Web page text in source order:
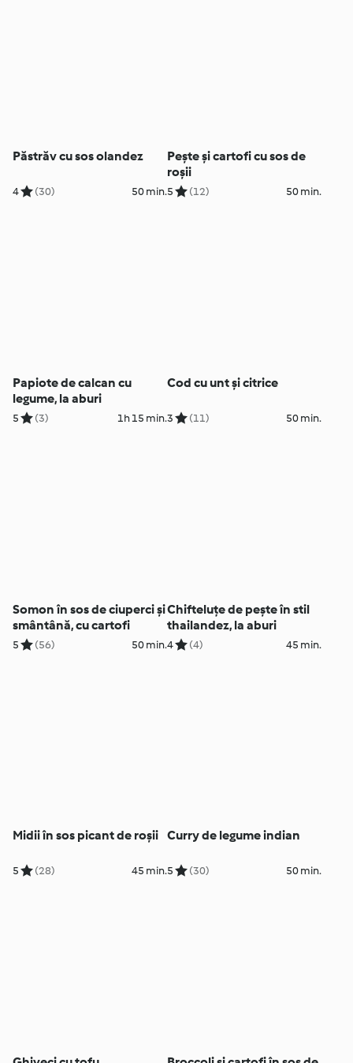
Păstrăv cu sos olandez
4 (30) 50 min.
Pește și cartofi cu sos de
roșii
5 (12) 50 min.
Papiote de calcan cu
legume, la aburi
5 (3) 1h 15 min.
Cod cu unt și citrice
3 (11) 50 min.
Somon în sos de ciuperci și
smântână, cu cartofi
5 (56) 50 min.
Chifteluțe de pește în stil
thailandez, la aburi
4 (4) 45 min.
Midii în sos picant de roșii
5 (28) 45 min.
Curry de legume indian
5 (30) 50 min.